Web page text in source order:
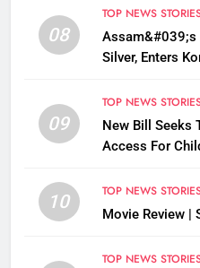
08
TOP NEWS
Assam&#039;s
Silver, Enters
09
TOP NEWS
New Bill Seeks
Access For
10
TOP NEWS
Movie Review |
TOP NEWS